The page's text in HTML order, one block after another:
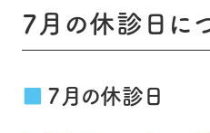
7月の休診日に
7月の休診日